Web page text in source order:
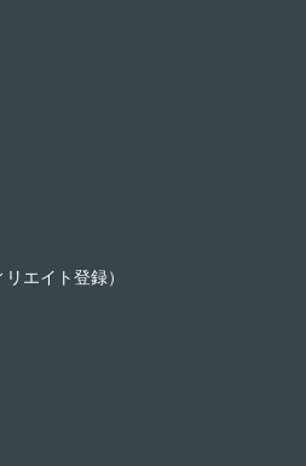
エイト登録）